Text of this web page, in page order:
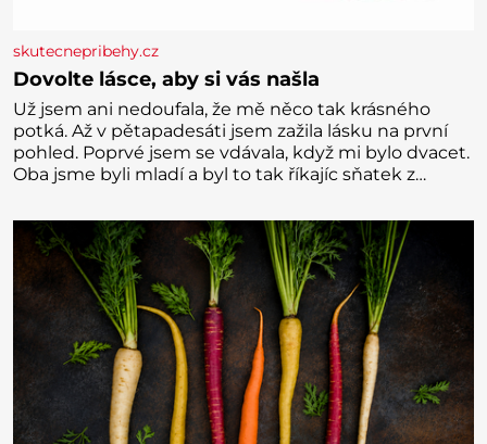
skutecnepribehy.cz
Dovolte lásce, aby si vás našla
Už jsem ani nedoufala, že mě něco tak krásného
potká. Až v pětapadesáti jsem zažila lásku na první
pohled. Poprvé jsem se vdávala, když mi bylo dvacet.
Oba jsme byli mladí a byl to tak říkajíc sňatek z
zaopatřený mladý muž. Manželství nám oběma moc
nesvědčilo, brzy jsme zjistili, že